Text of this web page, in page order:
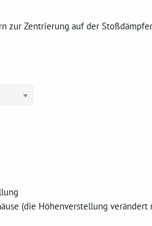
zur Zentrierung auf der
(die Höhenverstellung verändert